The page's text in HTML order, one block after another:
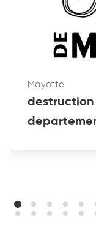
Mayotte
destruction